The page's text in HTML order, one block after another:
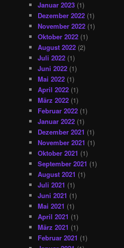
Januar 2023 (1)
Dezember 2022 (1)
November 2022 (1)
Oktober 2022 (1)
August 2022 (2)
Juli 2022 (1)
Juni 2022 (1)
Mai 2022 (1)
April 2022 (1)
März 2022 (1)
Februar 2022 (1)
Januar 2022 (1)
Dezember 2021 (1)
November 2021 (1)
Oktober 2021 (1)
September 2021 (1)
August 2021 (1)
Juli 2021 (1)
Juni 2021 (1)
Mai 2021 (1)
April 2021 (1)
März 2021 (1)
Februar 2021 (1)